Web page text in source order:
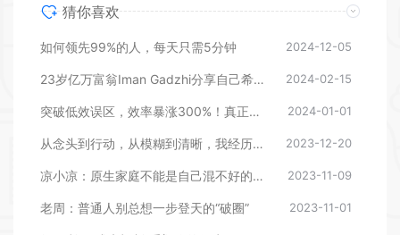
猜你喜欢
如何领先99%的人，每天只需5分钟 2024-12-05
23岁亿万富翁Iman Gadzhi分享自己希望早知道的17条人生建议 2024-02-15
突破低效误区，效率暴涨300%！真正提效，从来不是死磕时间管理，而是深度优化脑力！ 2024-01-01
从念头到行动，从模糊到清晰，我经历了哪几步？你知道，写在记事本里的碎碎念也有可能成真吗？ 2023-12-20
凉小凉：原生家庭不能是自己混不好的借口 2023-11-09
老周：普通人别总想一步登天的“破圈” 2023-11-01